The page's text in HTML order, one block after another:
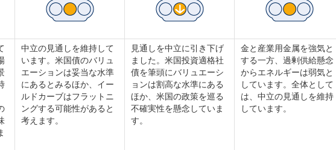
中立の見通しを維持して
います。米国債のバリュ
エーションは妥当な水準
にあるとみるほか、イー
ルドカーブはフラットニ
ングする可能性があると
考えます。
見通しを中立に引き下げ
ました。米国投資適格社
債を筆頭にバリュエーシ
ョンは割高な水準にある
ほか、米国の政策を巡る
不確実性を懸念していま
す。
金と産業用金属を強気と
する一方、過剰供給懸念
からエネルギーは弱気と
しています。全体として
は、中立の見通しを維持
しています。